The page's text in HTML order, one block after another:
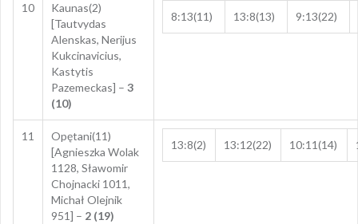
10
Kaunas(2)
[Tautvydas
Alenskas, Nerijus
Kukcinavicius,
Kastytis
Pazemeckas] – 3
(10)
8:13(11) 13:8(13) 9:13(22)
11
Opętani(11)
[Agnieszka Wolak
1128, Sławomir
Chojnacki 1011,
Michał Olejnik
951] – 2 (19)
13:8(2) 13:12(22) 10:11(14)